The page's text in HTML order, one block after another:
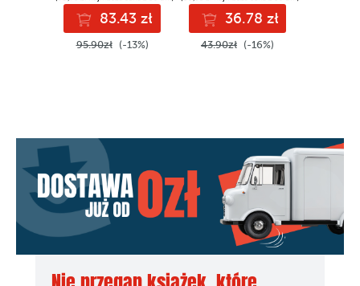
83.43 zł
95.90zł (-13%)
36.78 zł
43.90zł (-16%)